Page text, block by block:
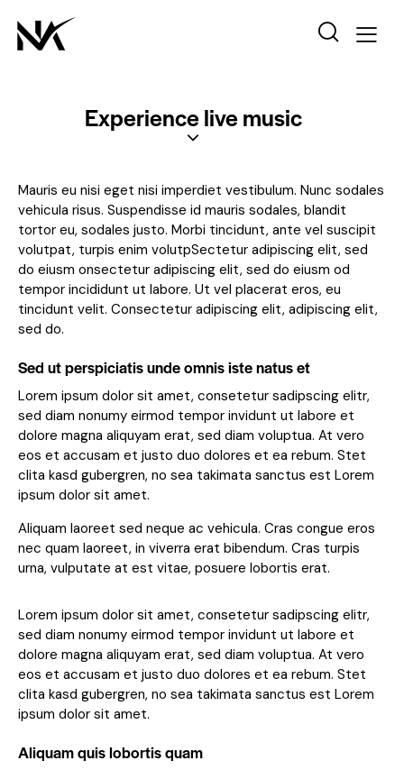
Experience live music
Mauris eu nisi eget nisi imperdiet vestibulum. Nunc sodales
vehicula risus. Suspendisse id mauris sodales, blandit
tortor eu, sodales justo. Morbi tincidunt, ante vel suscipit
volutpat, turpis enim volutpSectetur adipiscing elit, sed
do eiusm onsectetur adipiscing elit, sed do eiusm od
tempor incididunt ut labore. Ut vel placerat eros, eu
tincidunt velit. Consectetur adipiscing elit, adipiscing elit,
sed do.
Sed ut perspiciatis unde omnis iste natus et
Lorem ipsum dolor sit amet, consetetur sadipscing elitr,
sed diam nonumy eirmod tempor invidunt ut labore et
dolore magna aliquyam erat, sed diam voluptua. At vero
eos et accusam et justo duo dolores et ea rebum. Stet
clita kasd gubergren, no sea takimata sanctus est Lorem
ipsum dolor sit amet.
Aliquam laoreet sed neque ac vehicula. Cras congue eros
nec quam laoreet, in viverra erat bibendum. Cras turpis
urna, vulputate at est vitae, posuere lobortis erat.
Lorem ipsum dolor sit amet, consetetur sadipscing elitr,
sed diam nonumy eirmod tempor invidunt ut labore et
dolore magna aliquyam erat, sed diam voluptua. At vero
eos et accusam et justo duo dolores et ea rebum. Stet
clita kasd gubergren, no sea takimata sanctus est Lorem
ipsum dolor sit amet.
Aliquam quis lobortis quam